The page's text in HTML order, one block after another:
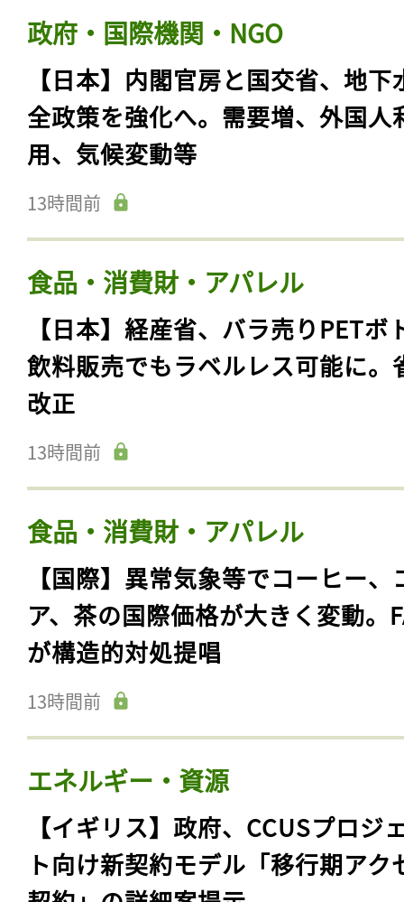
政府・国際機関・NGO
【日本】内閣官房と国交省、地下
全政策を強化へ。需要増、外国人
用、気候変動等
13時間前
食品・消費財・アパレル
【日本】経産省、バラ売りPETボ
飲料販売でもラベルレス可能に。
改正
13時間前
食品・消費財・アパレル
【国際】異常気象等でコーヒー、
ア、茶の国際価格が大きく変動。
が構造的対処提唱
13時間前
エネルギー・資源
【イギリス】政府、CCUSプロジ
ト向け新契約モデル「移行期アク